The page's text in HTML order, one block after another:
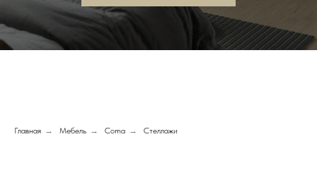
Главная → Мебель → Coma → Стеллажи